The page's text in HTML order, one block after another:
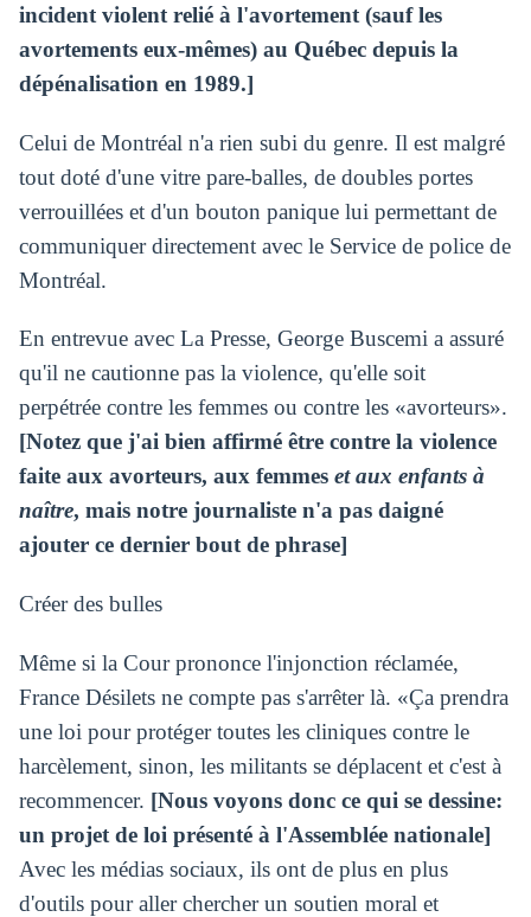
incident violent relié à l'avortement (sauf les
avortements eux-mêmes) au Québec depuis la
dépénalisation en 1989.]
Celui de Montréal n'a rien subi du genre. Il est malgré
tout doté d'une vitre pare-balles, de doubles portes
verrouillées et d'un bouton panique lui permettant de
communiquer directement avec le Service de police de
Montréal.
En entrevue avec La Presse, George Buscemi a assuré
qu'il ne cautionne pas la violence, qu'elle soit
perpétrée contre les femmes ou contre les «avorteurs».
[Notez que j'ai bien affirmé être contre la violence
faite aux avorteurs, aux femmes et aux enfants à
naître, mais notre journaliste n'a pas daigné
ajouter ce dernier bout de phrase]
Créer des bulles
Même si la Cour prononce l'injonction réclamée,
France Désilets ne compte pas s'arrêter là. «Ça prendra
une loi pour protéger toutes les cliniques contre le
harcèlement, sinon, les militants se déplacent et c'est à
recommencer. [Nous voyons donc ce qui se dessine:
un projet de loi présenté à l'Assemblée nationale]
Avec les médias sociaux, ils ont de plus en plus
d'outils pour aller chercher un soutien moral et